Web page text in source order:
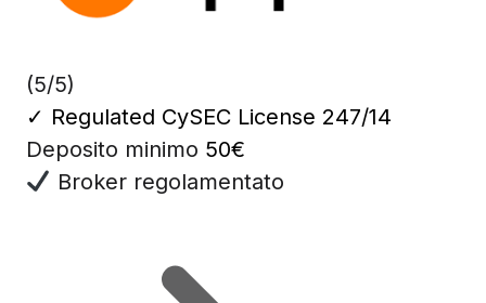
(5/5)
✓ Regulated CySEC License 247/14
Deposito minimo 50€
Broker regolamentato